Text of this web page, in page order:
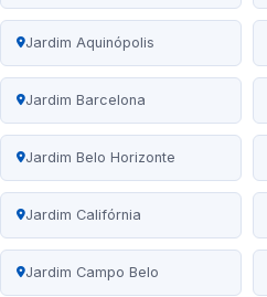
Jardim Aquinópolis
Jardim Barcelona
Jardim Belo Horizonte
Jardim Califórnia
Jardim Campo Belo